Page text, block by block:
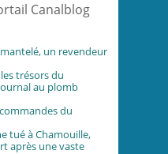
Canalblog
un revendeur
trésors du
au plomb
du
tué à Chamouille,
après une vaste